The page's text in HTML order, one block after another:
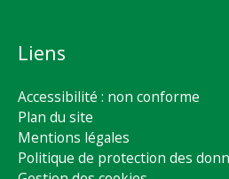
Liens
Accessibilité : non conforme
Plan du site
Mentions légales
Politique de protection des